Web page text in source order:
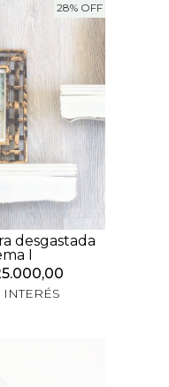
28% OFF
desgastada
I
INTERÉS